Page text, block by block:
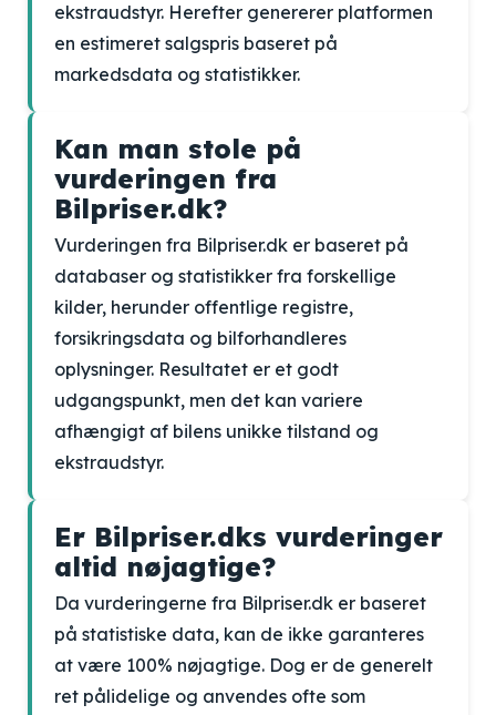
ekstraudstyr. Herefter genererer platformen
en estimeret salgspris baseret på
markedsdata og statistikker.
Kan man stole på
vurderingen fra
Bilpriser.dk?
Vurderingen fra Bilpriser.dk er baseret på
databaser og statistikker fra forskellige
kilder, herunder offentlige registre,
forsikringsdata og bilforhandleres
oplysninger. Resultatet er et godt
udgangspunkt, men det kan variere
afhængigt af bilens unikke tilstand og
ekstraudstyr.
Er Bilpriser.dks vurderinger
altid nøjagtige?
Da vurderingerne fra Bilpriser.dk er baseret
på statistiske data, kan de ikke garanteres
at være 100% nøjagtige. Dog er de generelt
ret pålidelige og anvendes ofte som